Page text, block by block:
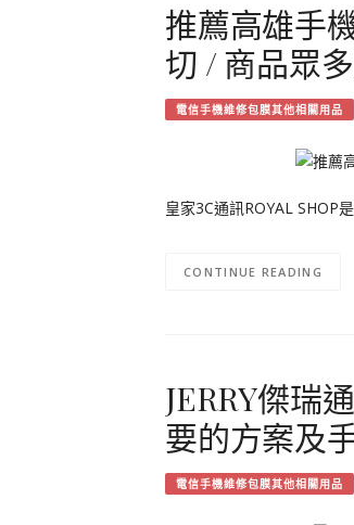
推薦高雄手
切 / 商品眾
電信手機維修包膜其他相關用品
皇家3C通訊ROYAL SHOP
CONTINUE READING
JERRY傑瑞
要的方案及
電信手機維修包膜其他相關用品